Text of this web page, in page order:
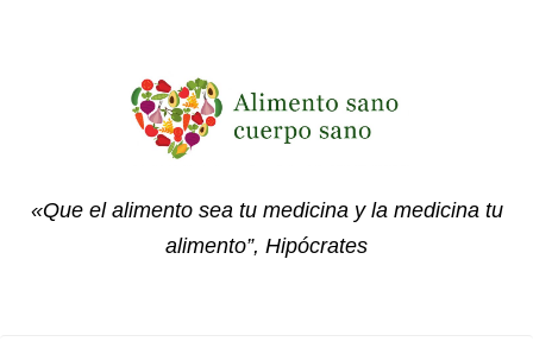
«Que el alimento sea tu medicina y la medicina tu
alimento”, Hipócrates